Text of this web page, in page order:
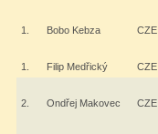
1. Bobo Kebza CZE
1. Filip Medřický CZE
2. Ondřej Makovec CZE